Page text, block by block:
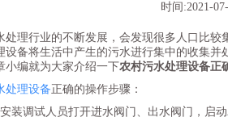
时间:2021-
处理行业的不断发展，会发现很多人口比
设备将生活中产生的污水进行集中的收集
小编就为大家介绍一下农村污水处理设备正
处理设备正确的操作步骤：
装调试人员打开进水阀门、出水阀门，启